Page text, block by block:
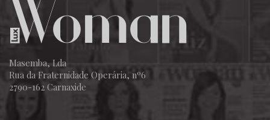
Masemba, Lda
Rua da Fraternidade Operária, nº6
2790-162 Carnaxide